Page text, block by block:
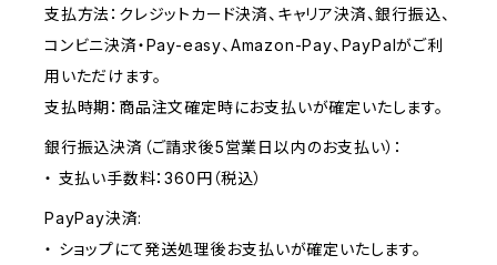
支払方法：クレジットカード決済、キャリア決済、銀行振込、
コンビニ決済・Pay-easy、Amazon-Pay、PayPalがご利
用いただけます。
支払時期：商品注文確定時にお支払いが確定いたします。
銀行振込決済（ご請求後5営業日以内のお支払い）：
・ 支払い手数料：360円（税込）
PayPay決済:
・ ショップにて発送処理後お支払いが確定いたします。